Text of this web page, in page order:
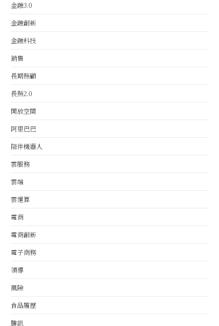
金融3.0
金融創新
金融科技
銷售
長期照顧
長照2.0
開放空間
阿里巴巴
陪伴機器人
雲服務
雲端
雲運算
電商
電商創新
電子商務
領導
風險
食品履歷
騰訊